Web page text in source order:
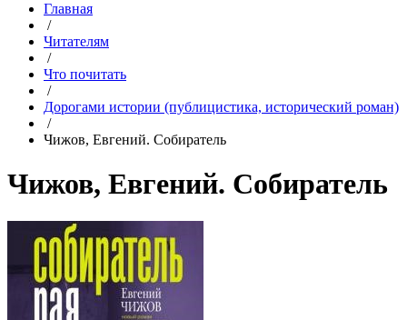
Главная
/
Читателям
/
Что почитать
/
Дорогами истории (публицистика, исторический роман)
/
Чижов, Евгений. Собиратель
Чижов, Евгений. Собиратель